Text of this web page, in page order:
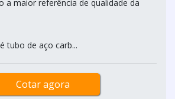
a maior referência de qualidade da
tubo de aço carb...
Cotar agora